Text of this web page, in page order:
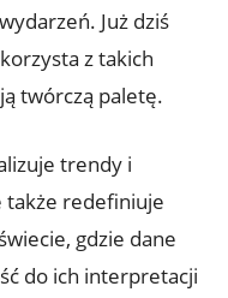
Już dziś
z takich
twórczą paletę.
trendy i
także redefiniuje
gdzie dane
do ich interpretacji